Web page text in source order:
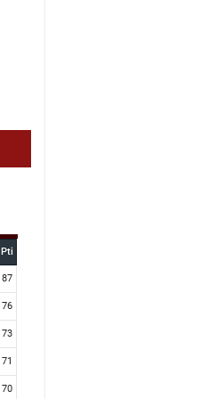
Pti
87
76
73
71
70